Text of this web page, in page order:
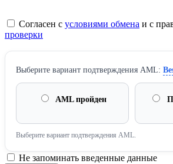
Согласен с условиями обмена и с
проверки
Выберите вариант подтверждения AML:
AML пройден
Выберите вариант подтверждения AML.
Не запоминать введенные данные